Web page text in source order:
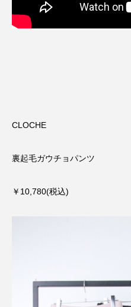
CLOCHE
裏起毛ガウチョパンツ
￥10,780(税込)